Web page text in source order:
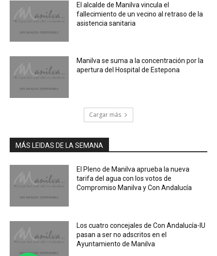
El alcalde de Manilva vincula el
fallecimiento de un vecino al retraso de la
asistencia sanitaria
Manilva se suma a la concentración por la
apertura del Hospital de Estepona
Cargar más
MÁS LEIDAS DE LA SEMANA
El Pleno de Manilva aprueba la nueva
tarifa del agua con los votos de
Compromiso Manilva y Con Andalucía
Los cuatro concejales de Con Andalucía-IU
pasan a ser no adscritos en el
Ayuntamiento de Manilva